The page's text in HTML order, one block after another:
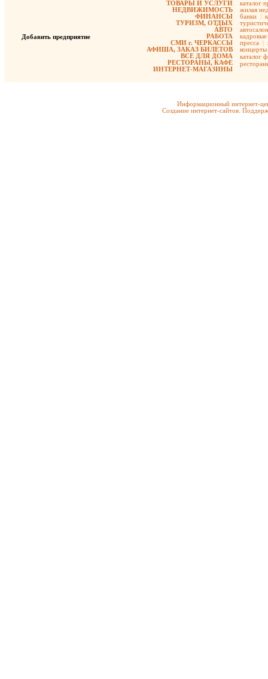
Добавить предприятие
ТОВАРЫ И УСЛУГИ
НЕДВИЖИМОСТЬ
ФИНАНСЫ
ТУРИЗМ, ОТДЫХ
АВТО
РАБОТА
СМИ г. ЧЕРКАССЫ
АФИША, ЗАКАЗ БИЛЕТОВ
ВСЕ ДЛЯ ДОМА
РЕСТОРАНЫ, КАФЕ
ИНТЕРНЕТ-МАГАЗИНЫ
каталог
жилая
банки |
кадровые
пресса |
концерты
каталог
Информационный интернет-
Создание интернет-сайтов.